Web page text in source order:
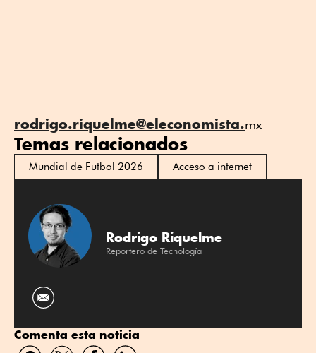
rodrigo.riquelme@eleconomista.mx
Temas relacionados
Mundial de Futbol 2026 Acceso a internet
Rodrigo Riquelme
Reportero de Tecnología
Comenta esta noticia